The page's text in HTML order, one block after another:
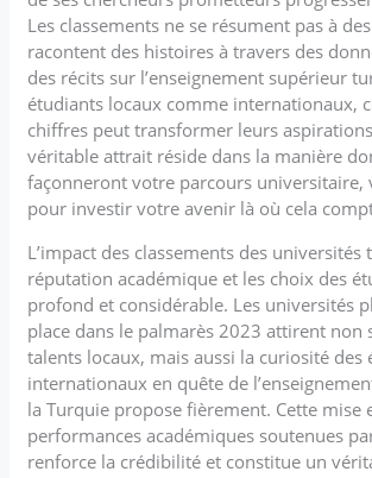
Les classements ne se résument pas à
racontent des histoires à travers des
des récits sur l’enseignement supérieur
étudiants locaux comme internationaux,
chiffres peut transformer leurs
véritable attrait réside dans la manière
façonneront votre parcours universitaire,
pour investir votre avenir là où cela
L’impact des classements des universités
réputation académique et les choix des
profond et considérable. Les universités
place dans le palmarès 2023 attirent non
talents locaux, mais aussi la curiosité des
internationaux en quête de
la Turquie propose fièrement. Cette mise
performances académiques soutenues
renforce la crédibilité et constitue un